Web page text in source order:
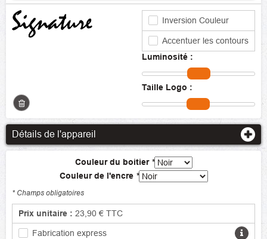
Inversion Couleur
Accentuer les contours
Luminosité :
Taille Logo :
Détails de l'appareil
Couleur du boitier *
Couleur de l'encre *
* Champs obligatoires
Prix unitaire : 23,90 € TTC
Fabrication express